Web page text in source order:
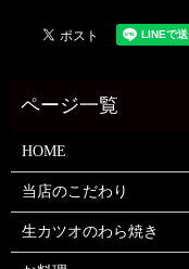
HOME
当店のこだわり
生カツオのわら焼き